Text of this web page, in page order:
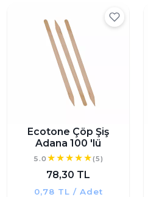
Ecotone Çöp Şiş
Adana 100 'lü
5.0 (5)
78,30 TL
0,78 TL / Adet